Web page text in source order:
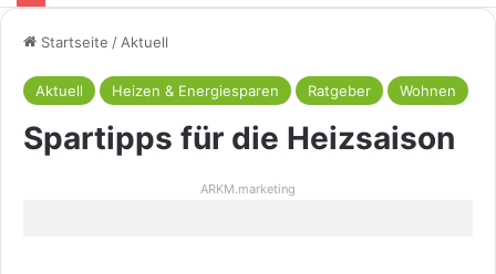
Startseite / Aktuell
Aktuell Heizen & Energiesparen Ratgeber Wohnen
Spartipps für die Heizsaison
ARKM.marketing